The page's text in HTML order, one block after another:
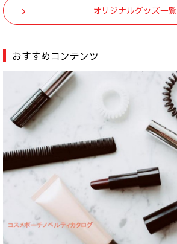
オリジナルグッズ一覧
おすすめコンテンツ